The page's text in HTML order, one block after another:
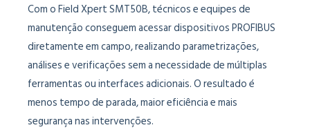
Com o Field Xpert SMT50B, técnicos e equipes de
manutenção conseguem acessar dispositivos PROFIBUS
diretamente em campo, realizando parametrizações,
análises e verificações sem a necessidade de múltiplas
ferramentas ou interfaces adicionais. O resultado é
menos tempo de parada, maior eficiência e mais
segurança nas intervenções.